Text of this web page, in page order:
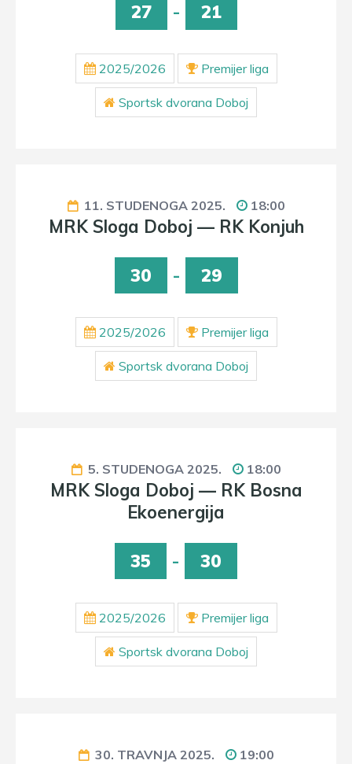
27 - 21
2025/2026 Premijer liga
Sportsk dvorana Doboj
11. STUDENOGA 2025. 18:00
MRK Sloga Doboj — RK Konjuh
30 - 29
2025/2026 Premijer liga
Sportsk dvorana Doboj
5. STUDENOGA 2025. 18:00
MRK Sloga Doboj — RK Bosna
Ekoenergija
35 - 30
2025/2026 Premijer liga
Sportsk dvorana Doboj
30. TRAVNJA 2025. 19:00